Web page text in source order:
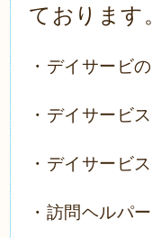
ております
・デイサービ
・デイサービ
・デイサービ
・訪問ヘルパー